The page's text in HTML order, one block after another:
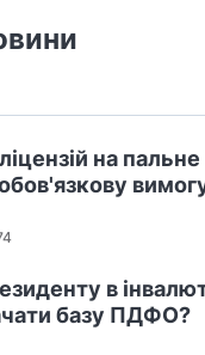
на
в
базу ПДФО?